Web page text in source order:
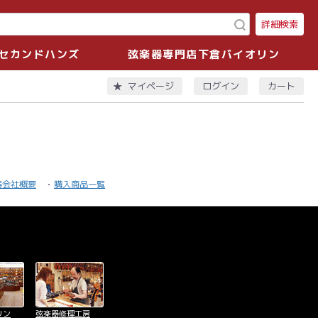
詳細検索
カンドハンズ 弦楽器専門店下倉バイオリン
マイページ ログイン カート
社概要 購入商品一覧
ン
弦楽器修理工房